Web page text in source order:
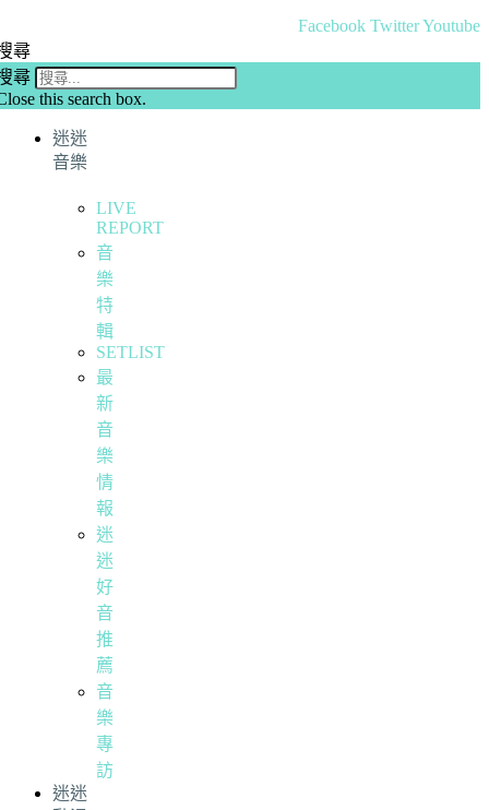
Facebook TwitterYoutube
尋
尋
this search box.
迷迷
音樂
LIVE
REPORT
音
樂
特
輯
SETLIST
最
新
音
樂
情
報
迷
迷
好
音
推
薦
音
樂
專
訪
迷迷